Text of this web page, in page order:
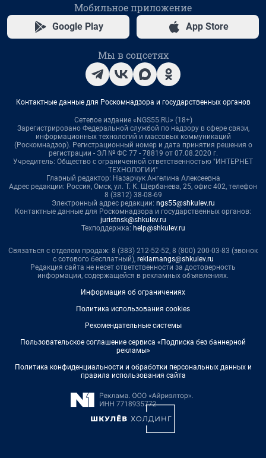
Мобильное приложение
Google Play App Store
Мы в соцсетях
Контактные данные для Роскомнадзора и государственных органов
Сетевое издание «NGS55.RU» (18+)
Зарегистрировано Федеральной службой по надзору в сфере связи,
информационных технологий и массовых коммуникаций
(Роскомнадзор). Регистрационный номер и дата принятия решения о
регистрации - ЭЛ № ФС 77 - 78819 от 07.08.2020 г.
Учредитель: Общество с ограниченной ответственностью "ИНТЕРНЕТ
ТЕХНОЛОГИИ"
Главный редактор: Назарчук Ангелина Алексеевна
Адрес редакции: Россия, Омск, ул. Т. К. Щербанева, 25, офис 402, телефон
8 (3812) 38-08-69
Электронный адрес редакции: ngs55@shkulev.ru
Контактные данные для Роскомнадзора и государственных органов:
juristnsk@shkulev.ru
Техподдержка: help@shkulev.ru
Связаться с отделом продаж: 8 (383) 212-52-52, 8 (800) 200-03-83 (звонок
с сотового бесплатный), reklamangs@shkulev.ru
Редакция сайта не несет ответственности за достоверность
информации, содержащейся в рекламных объявлениях.
Информация об ограничениях
Политика использования cookies
Рекомендательные системы
Пользовательское соглашение сервиса «Подписка без баннерной
рекламы»
Политика конфиденциальности и обработки персональных данных и
правила использования сайта